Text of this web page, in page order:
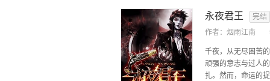
永夜君王
完结
作者： 烟雨江南
千夜，从无尽困苦
顽强的意志与过人
扎。然而，命运的